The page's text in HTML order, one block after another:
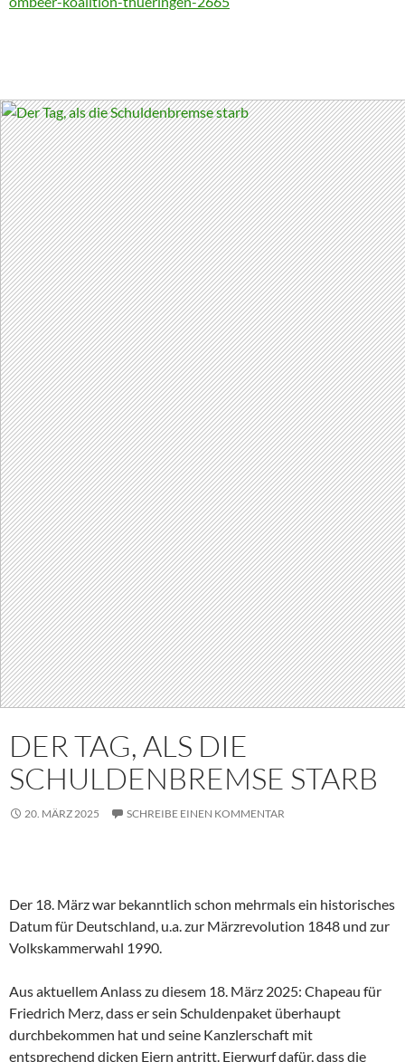
DER TAG, ALS DIE
SCHULDENBREMSE STARB
20. MÄRZ 2025 SCHREIBE EINEN KOMMENTAR
Der 18. März war bekanntlich schon mehrmals ein historisches
Datum für Deutschland, u.a. zur Märzrevolution 1848 und zur
Volkskammerwahl 1990.
Aus aktuellem Anlass zu diesem 18. März 2025: Chapeau für
Friedrich Merz, dass er sein Schuldenpaket überhaupt
durchbekommen hat und seine Kanzlerschaft mit
entsprechend dicken Eiern antritt. Eierwurf dafür, dass die